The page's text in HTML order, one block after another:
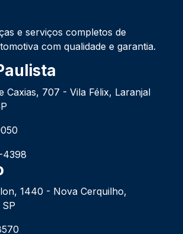
e serviços completos de
com qualidade e garantia.
Caxias, 707 - Vila Félix, Laranjal
4398
1440 - Nova Cerquilho,